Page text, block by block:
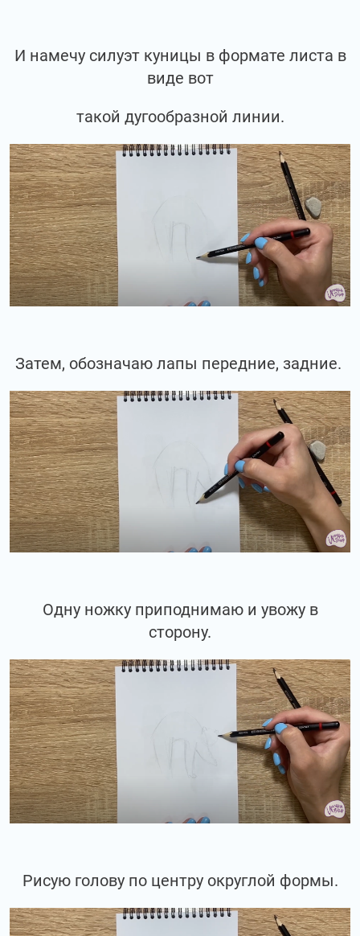
И намечу силуэт куницы в формате листа в
виде вот
такой дугообразной линии.
Затем, обозначаю лапы передние, задние.
Одну ножку приподнимаю и увожу в
сторону.
Рисую голову по центру округлой формы.